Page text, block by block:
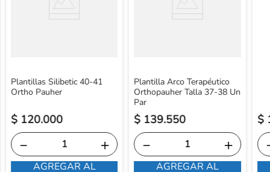
Plantillas Silibetic 40-41
Ortho Pauher
$ 120.000
＋
－
AGREGAR AL
Plantilla Arco Terapéutico
Orthopauher Talla 37-38 Un
Par
$ 139.550
＋
－
AGREGAR AL
$